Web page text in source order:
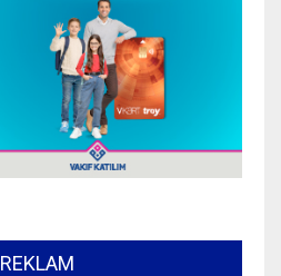
REKLAM